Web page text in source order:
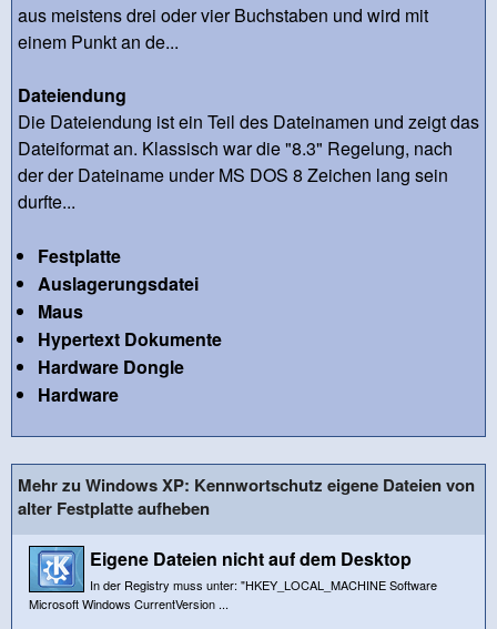
aus meistens drei oder vier Buchstaben und wird mit
einem Punkt an de...
Dateiendung
Die Dateiendung ist ein Teil des Dateinamen und zeigt das
Dateiformat an. Klassisch war die "8.3" Regelung, nach
der der Dateiname under MS DOS 8 Zeichen lang sein
durfte...
Festplatte
Auslagerungsdatei
Maus
Hypertext Dokumente
Hardware Dongle
Hardware
Mehr zu Windows XP: Kennwortschutz eigene Dateien von
alter Festplatte aufheben
Eigene Dateien nicht auf dem Desktop
In der Registry muss unter: "HKEY_LOCAL_MACHINE Software
Microsoft Windows CurrentVersion ...